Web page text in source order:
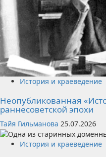
История и краеведение
Неопубликованная
раннесоветской эпохи
Тайя Гильманова 25.07.2026
История и краеведение